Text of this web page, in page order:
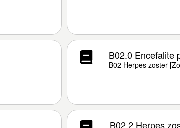
B02.0 Encefalite
B02 Herpes zoster
B02.2 Herpes